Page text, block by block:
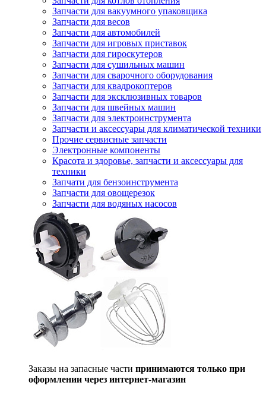
Запчасти для вакуумного упаковщика
Запчасти для весов
Запчасти для автомобилей
Запчасти для игровых приставок
Запчасти для гироскутеров
Запчасти для сушильных машин
Запчасти для сварочного оборудования
Запчасти для квадрокоптеров
Запчасти для эксклюзивных товаров
Запчасти для швейных машин
Запчасти для электроинструмента
Запчасти и аксессуары для климатической техники
Прочие сервисные запчасти
Электронные компоненты
Красота и здоровье, запчасти и аксессуары для
техники
Запчати для бензоинструмента
Запчасти для овощерезок
Запчасти для водяных насосов
Заказы на запасные части принимаются только при
оформлении через интернет-магазин